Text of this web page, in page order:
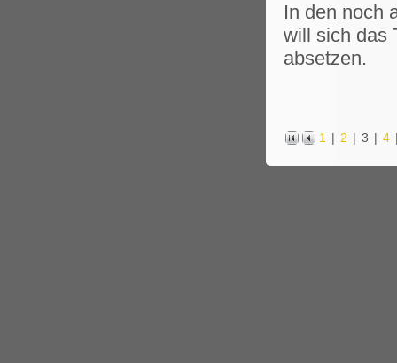
In den noch
will sich das
absetzen.
1 | 2 | 3 | 4